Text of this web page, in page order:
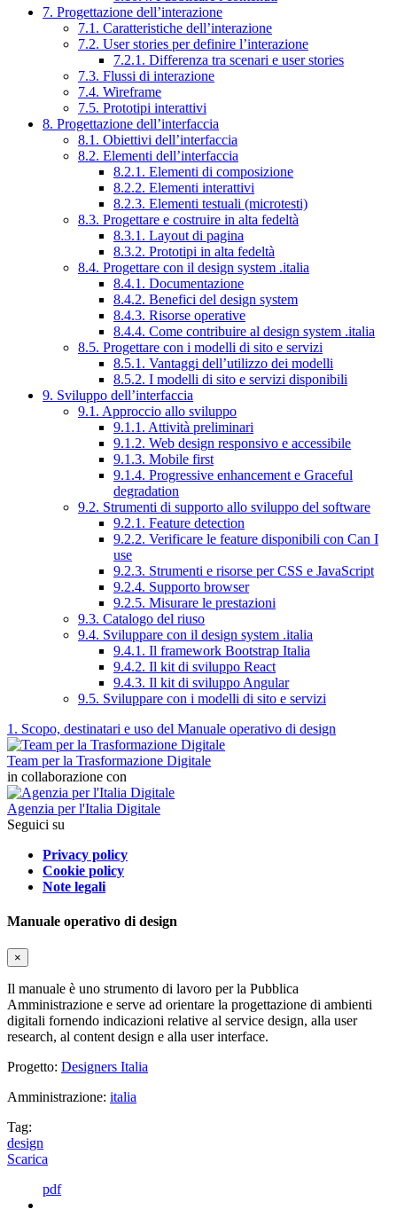
7. Progettazione dell’interazione
7.1. Caratteristiche dell’interazione
7.2. User stories per definire l’interazione
7.2.1. Differenza tra scenari e user stories
7.3. Flussi di interazione
7.4. Wireframe
7.5. Prototipi interattivi
8. Progettazione dell’interfaccia
8.1. Obiettivi dell’interfaccia
8.2. Elementi dell’interfaccia
8.2.1. Elementi di composizione
8.2.2. Elementi interattivi
8.2.3. Elementi testuali (microtesti)
8.3. Progettare e costruire in alta fedeltà
8.3.1. Layout di pagina
8.3.2. Prototipi in alta fedeltà
8.4. Progettare con il design system .italia
8.4.1. Documentazione
8.4.2. Benefici del design system
8.4.3. Risorse operative
8.4.4. Come contribuire al design system .italia
8.5. Progettare con i modelli di sito e servizi
8.5.1. Vantaggi dell’utilizzo dei modelli
8.5.2. I modelli di sito e servizi disponibili
9. Sviluppo dell’interfaccia
9.1. Approccio allo sviluppo
9.1.1. Attività preliminari
9.1.2. Web design responsivo e accessibile
9.1.3. Mobile first
9.1.4. Progressive enhancement e Graceful
degradation
9.2. Strumenti di supporto allo sviluppo del software
9.2.1. Feature detection
9.2.2. Verificare le feature disponibili con Can I
use
9.2.3. Strumenti e risorse per CSS e JavaScript
9.2.4. Supporto browser
9.2.5. Misurare le prestazioni
9.3. Catalogo del riuso
9.4. Sviluppare con il design system .italia
9.4.1. Il framework Bootstrap Italia
9.4.2. Il kit di sviluppo React
9.4.3. Il kit di sviluppo Angular
9.5. Sviluppare con i modelli di sito e servizi
1. Scopo, destinatari e uso del Manuale operativo di design
Team per la Trasformazione Digitale
in collaborazione con
Agenzia per l'Italia Digitale
Seguici su
Privacy policy
Cookie policy
Note legali
Manuale operativo di design
×
Il manuale è uno strumento di lavoro per la Pubblica
Amministrazione e serve ad orientare la progettazione di ambienti
digitali fornendo indicazioni relative al service design, alla user
research, al content design e alla user interface.
Progetto: Designers Italia
Amministrazione: italia
Tag:
design
Scarica
pdf